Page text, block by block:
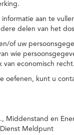
aan te
delen van het
of uw
wie
van economisch recht.
oefenen, kunt u
Middenstand en
Meldpunt